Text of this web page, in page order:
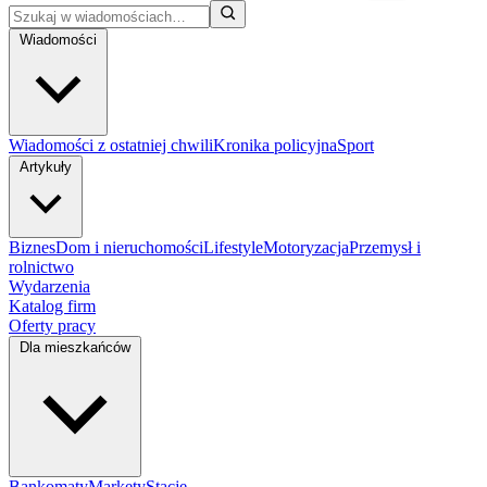
Wiadomości
Wiadomości z ostatniej chwiliKronika policyjnaSport
Artykuły
BiznesDom i nieruchomościLifestyleMotoryzacjaPrzemysł i
rolnictwo
Wydarzenia
Katalog firm
Oferty pracy
Dla mieszkańców
PEP
ŻAB
ŻAB
ALD